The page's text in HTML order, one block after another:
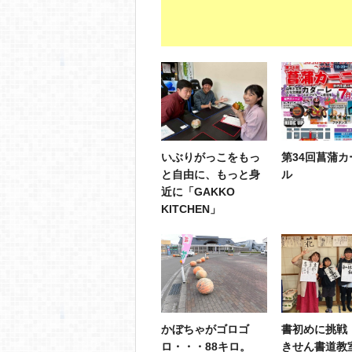
いぶりがっこをもっ
と自由に、もっと身
近に「GAKKO
KITCHEN」
第34回菖蒲カ
ル
かぼちゃがゴロゴ
ロ・・・88キロ。
書初めに挑戦
きせん書道教